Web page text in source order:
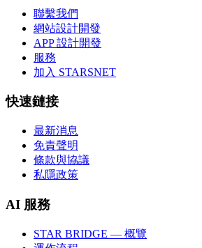
聯繫我們
網站設計開發
APP 設計開發
服務
加入 STARSNET
快速鏈接
最新消息
免責聲明
條款與協議
私隱政策
AI 服務
STAR BRIDGE — 概覽